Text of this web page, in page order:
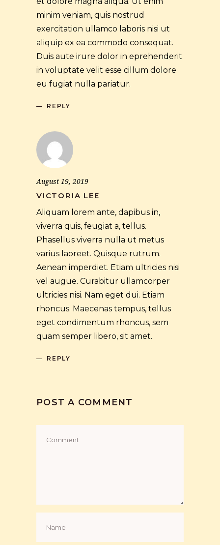
minim veniam, quis nostrud
exercitation ullamco laboris nisi ut
aliquip ex ea commodo consequat.
Duis aute irure dolor in eprehenderit
in voluptate velit esse cillum dolore
eu fugiat nulla pariatur.
REPLY
August 19, 2019
VICTORIA LEE
Aliquam lorem ante, dapibus in,
viverra quis, feugiat a, tellus.
Phasellus viverra nulla ut metus
varius laoreet. Quisque rutrum.
Aenean imperdiet. Etiam ultricies nisi
vel augue. Curabitur ullamcorper
ultricies nisi. Nam eget dui. Etiam
rhoncus. Maecenas tempus, tellus
eget condimentum rhoncus, sem
quam semper libero, sit amet.
REPLY
POST A COMMENT